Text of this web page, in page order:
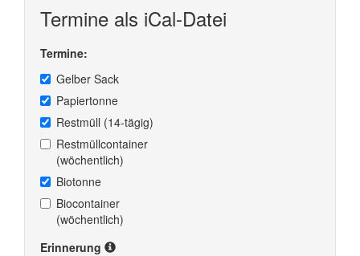
Termine als iCal-Datei
Termine:
Gelber Sack
Papiertonne
Restmüll (14-tägig)
Restmüllcontainer
(wöchentlich)
Biotonne
Biocontainer
(wöchentlich)
Erinnerung